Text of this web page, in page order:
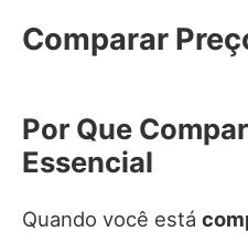
Comparar
Por Que
Essencial
Quando você está